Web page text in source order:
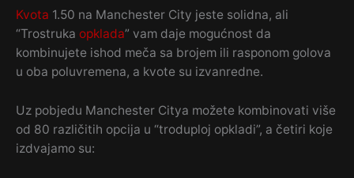
Kvota 1.50 na Manchester City jeste solidna, ali
“Trostruka opklada” vam daje mogućnost da
kombinujete ishod meča sa brojem ili rasponom golova
u oba poluvremena, a kvote su izvanredne.
Uz pobjedu Manchester Citya možete kombinovati više
od 80 različitih opcija u “troduploj opkladi”, a četiri koje
izdvajamo su: